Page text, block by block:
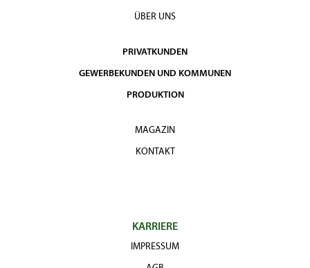
ÜBER UNS
PRIVATKUNDEN
GEWERBEKUNDEN UND KOMMUNEN
PRODUKTION
MAGAZIN
KONTAKT
KARRIERE
IMPRESSUM